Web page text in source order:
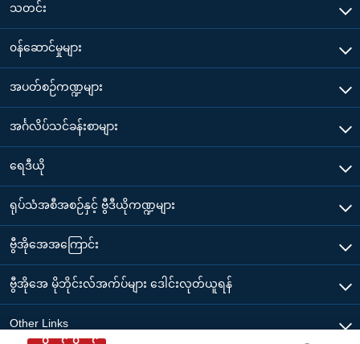
သတင်း
၀န်ဆောင်မှုများ
အပတ်စဉ်ကဏ္ဍများ
အင်္ဂလိပ်သင်ခန်းစာများ
ရေဒီယို
ရုပ်သံအစီအစဉ်နှင့် ဗွီဒီယိုကဏ္ဍများ
ဗွီအိုအေအကြောင်း
ဗွီအိုအေ မိုဘိုင်းလ်အက်ပ်များ ဒေါင်းလုတ်ယူရန်
Other Links